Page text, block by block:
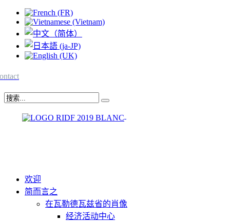
欢迎
简而言之
在瓦勒德瓦兹省的肖像
经济活动中心